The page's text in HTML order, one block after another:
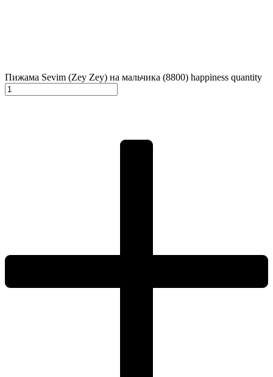
Пижама Sevim (Zey Zey) на мальчика (8800) happiness quantity